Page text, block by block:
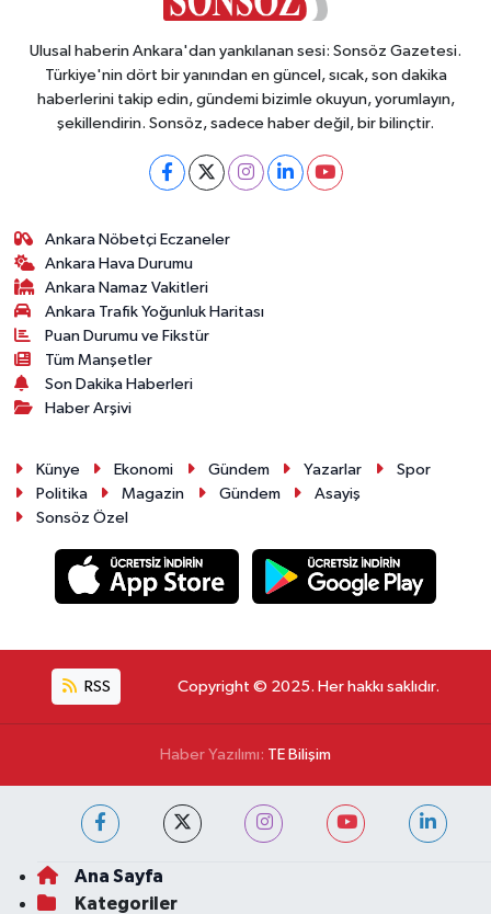
Ulusal haberin Ankara'dan yankılanan sesi: Sonsöz Gazetesi.
Türkiye'nin dört bir yanından en güncel, sıcak, son dakika
haberlerini takip edin, gündemi bizimle okuyun, yorumlayın,
şekillendirin. Sonsöz, sadece haber değil, bir bilinçtir.
Ankara Nöbetçi Eczaneler
Ankara Hava Durumu
Ankara Namaz Vakitleri
Ankara Trafik Yoğunluk Haritası
Puan Durumu ve Fikstür
Tüm Manşetler
Son Dakika Haberleri
Haber Arşivi
Künye Ekonomi Gündem Yazarlar
Spor
Politika
Magazin Gündem
Asayiş
Sonsöz Özel
RSS Copyright © 2025. Her hakkı saklıdır.
Haber Yazılımı: TE Bilişim
Ana Sayfa
Kategoriler